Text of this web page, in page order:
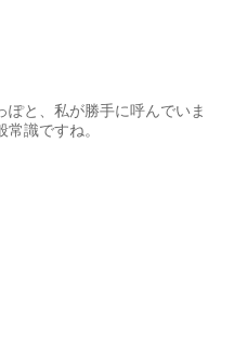
と、私が勝手に呼んでいま
識ですね。